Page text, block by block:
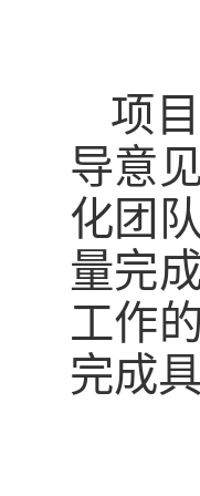
项
导意
化团
量完
工作
完成